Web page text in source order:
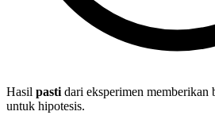
Hasil pasti dari eksperimen
untuk hipotesis.